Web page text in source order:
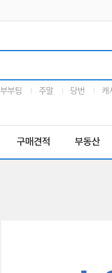
부부팀 주말 당번 캐
구매견적 부동산